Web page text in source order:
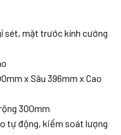
sét, mặt trước kính cường
x Sâu 396mm x Cao
300mm
tự động, kiểm soát lượng